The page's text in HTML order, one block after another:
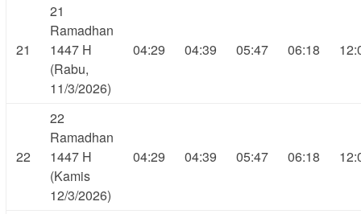
21
21
Ramadhan
1447 H
(Rabu,
11/3/2026)
04:29 04:39 05:47 06:18
22
22
Ramadhan
1447 H
(Kamis
12/3/2026)
04:29 04:39 05:47 06:18